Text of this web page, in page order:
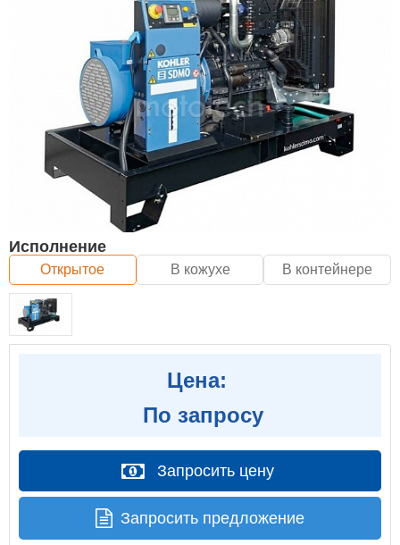
Исполнение
Открытое В кожухе В контейнере
Цена:
По запросу
Запросить цену
Запросить предложение